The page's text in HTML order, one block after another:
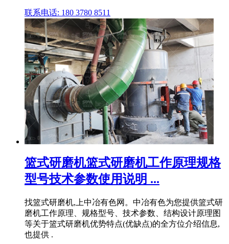
联系电话: 180 3780 8511
篮式研磨机篮式研磨机工作原理规格
型号技术参数使用说明 ...
找篮式研磨机,上中冶有色网。中冶有色为您提供篮式研
磨机工作原理、规格型号、技术参数、结构设计原理图
等关于篮式研磨机优势特点(优缺点)的全方位介绍信息,
也提供 .